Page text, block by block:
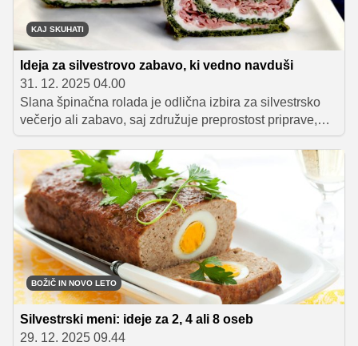
KAJ SKUHATI
Ideja za silvestrovo zabavo, ki vedno navduši
31. 12. 2025 04.00
Slana špinačna rolada je odlična izbira za silvestrsko
večerjo ali zabavo, saj združuje preprostost priprave,
čudovit videz in odličen okus. Rahel špinačni biskvit,
kremni nadev in dodatek naribane salame ustvarijo
harmonično kombinacijo, hkrati pa recept ponuja tudi
praktično rešitev za porabo odvečnih beljakov, ki
pogosto ostanejo po praznični peki.
BOŽIČ IN NOVO LETO
Silvestrski meni: ideje za 2, 4 ali 8 oseb
29. 12. 2025 09.44